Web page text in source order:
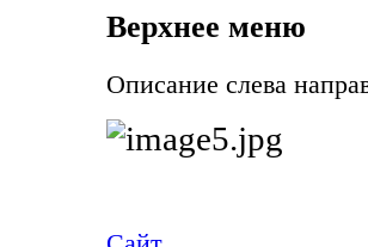
Верхнее меню
Описание слева